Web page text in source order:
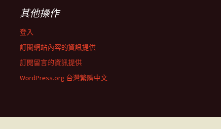
其他操作
登入
訂閱網站內容的資訊提供
訂閱留言的資訊提供
WordPress.org 台灣繁體中文